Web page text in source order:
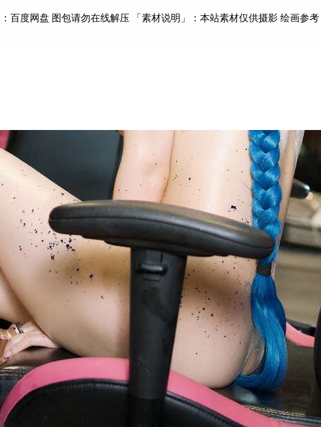
百度网盘 图包请勿在线解压 「素材说明」：本站素材仅供摄影 绘画参考